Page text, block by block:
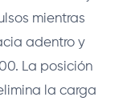
mientras
adentro y
La posición
la carga